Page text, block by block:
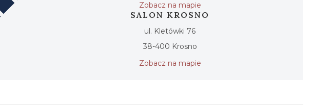
Zobacz na mapie
SALON KROSNO
ul. Kletówki 76
38-400 Krosno
Zobacz na mapie